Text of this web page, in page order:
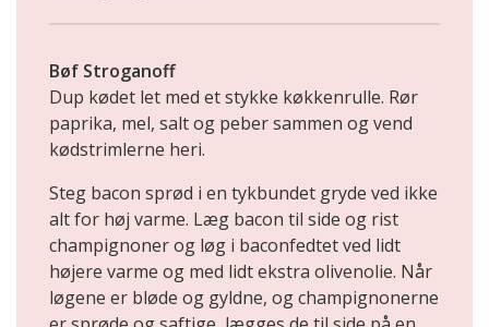
Bøf Stroganoff
Dup kødet let med et stykke køkkenrulle. Rør
paprika, mel, salt og peber sammen og vend
kødstrimlerne heri.
Steg bacon sprød i en tykbundet gryde ved ikke
alt for høj varme. Læg bacon til side og rist
champignoner og løg i baconfedtet ved lidt
højere varme og med lidt ekstra olivenolie. Når
løgene er bløde og gyldne, og champignonerne